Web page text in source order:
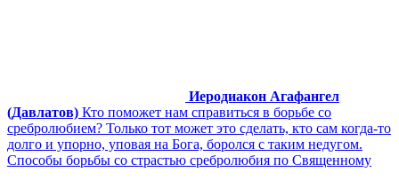
Иеродиакон Агафангел
(Давлатов) Кто поможет нам справиться в борьбе со
сребролюбием? Только тот может это сделать, кто сам когда-то
долго и упорно, уповая на Бога, боролся с таким недугом.
Способы борьбы со страстью сребролюбия по Священному